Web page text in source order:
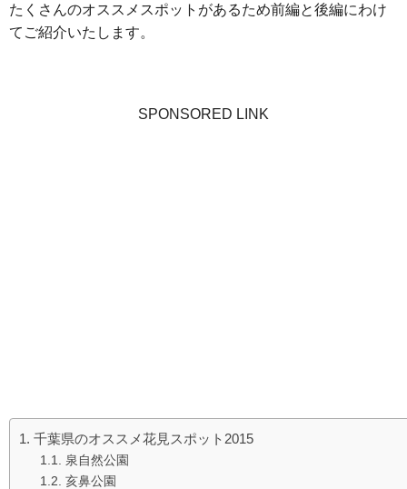
たくさんのオススメスポットがあるため前編と後編にわけ
てご紹介いたします。
SPONSORED LINK
千葉県のオススメ花見スポット2015
泉自然公園
亥鼻公園